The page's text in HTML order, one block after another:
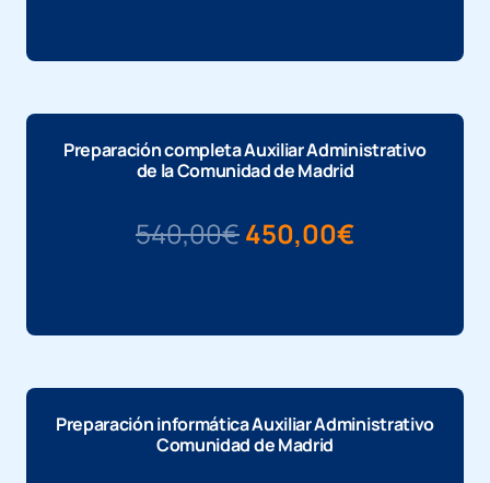
Preparación completa Auxiliar Administrativo
de la Comunidad de Madrid
540,00€El
era:
450,00€El
es:
Preparación informática Auxiliar Administrativo
Comunidad de Madrid